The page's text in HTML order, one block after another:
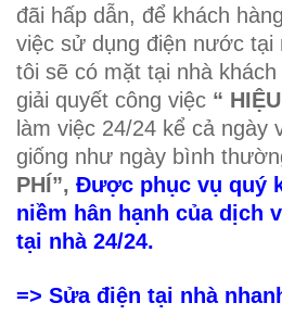
đãi hấp dẫn, để khách
việc sử dụng điện nước tại
tôi sẽ có mặt tại nhà
giải quyết công việc “
làm việc 24/24 kể cả ngày
giống như ngày bình
PHÍ”, Được phục vụ quý
niềm hân hạnh của dịch
tại nhà 24/24.
=> Sửa điện tại nhà